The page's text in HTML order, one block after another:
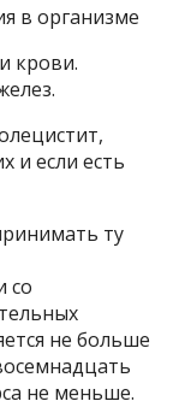
в организме
крови.
и если есть
ту
со
не больше
не меньше.